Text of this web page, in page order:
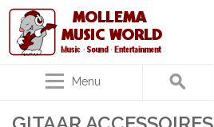
Menu